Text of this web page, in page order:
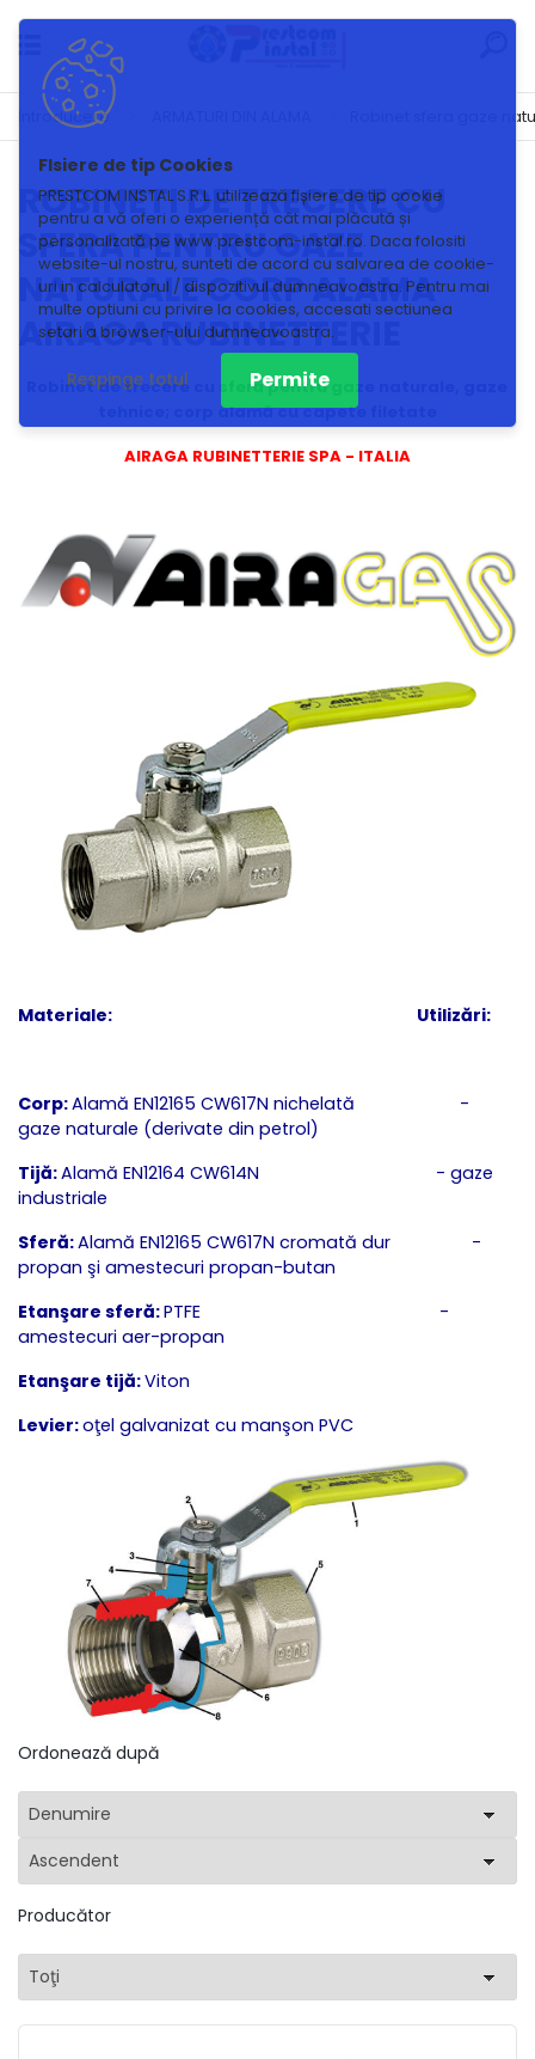
PRESTCOM INSTAL S.R.L. utilizează fișiere de tip cookie
pentru a vă oferi o experiență cât mai plăcută și
personalizată pe www.prestcom-instal.ro. Daca folositi
website-ul nostru, sunteti de acord cu salvarea de cookie-
uri in calculatorul / dispozitivul dumneavoastra. Pentru mai
multe optiuni cu privire la cookies, accesati sectiunea
setari a browser-ului dumneavoastra.
Respinge totul Permite
Introducere Robinet sfera gaze
ROBINETI DE TRECERE CU
SFERA PENTRU GAZE
NATURALE CORP ALAMA
AIRAGA RUBINETTERIE
Robinet de trecere cu sferă pentru gaze naturale, gaze
tehnice; corp alamă cu capete filetate
AIRAGA RUBINETTERIE SPA - ITALIA
Materiale: Utilizări:
Corp:Alamă EN12165 CW617N nichelată -
gaze naturale (derivate din petrol)
Tijă:Alamă EN12164 CW614N - gaze
industriale
Sferă:Alamă EN12165 CW617N cromată dur -
propan şi amestecuri propan-butan
Etanşare sferă:PTFE -
amestecuri aer-propan
Etanşare tijă:Viton
Levier:oţel galvanizat cu manşon PVC
Ordonează după
Denumire
Ascendent
Producător
Toţi